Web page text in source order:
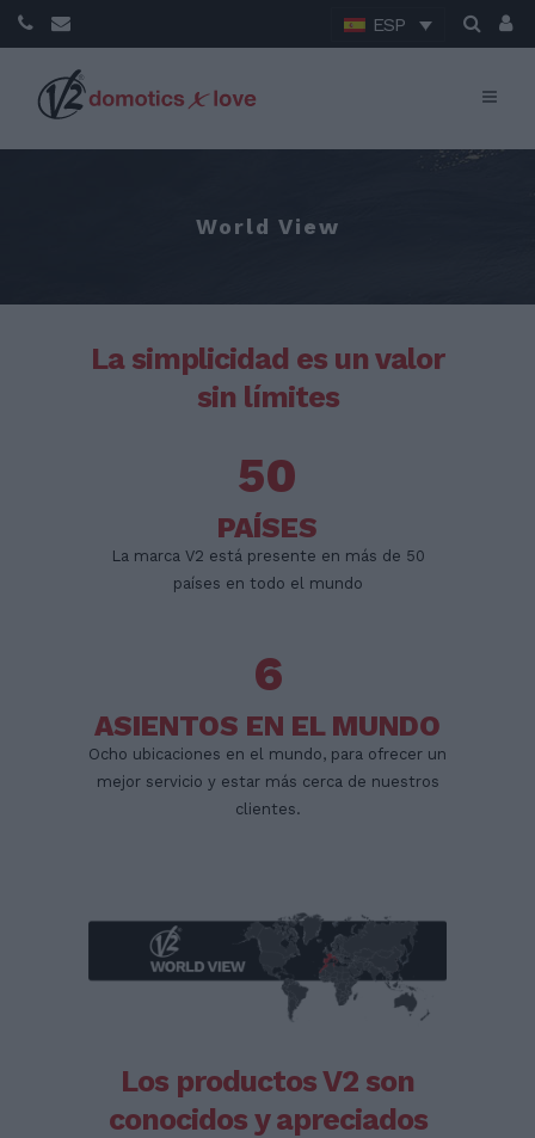
ESP
World View
La simplicidad es un valor
sin límites
50
PAÍSES
La marca V2 está presente en más de 50
países en todo el mundo
6
ASIENTOS EN EL MUNDO
Ocho ubicaciones en el mundo, para ofrecer un
mejor servicio y estar más cerca de nuestros
clientes.
Los productos V2 son
conocidos y apreciados